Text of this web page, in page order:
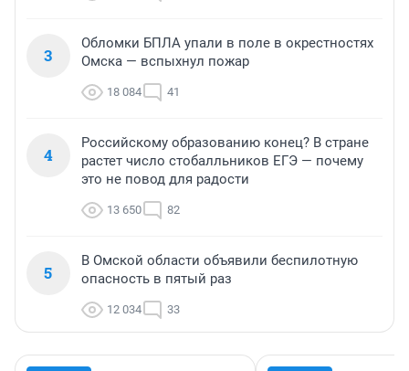
3
Обломки БПЛА упали в поле в окрестностях
Омска — вспыхнул пожар
18 084 41
4
Российскому образованию конец? В стране
растет число стобалльников ЕГЭ — почему
это не повод для радости
13 650 82
5
В Омской области объявили беспилотную
опасность в пятый раз
12 034 33